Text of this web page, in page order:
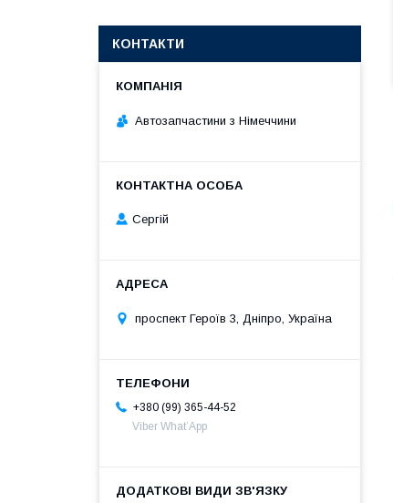
КОНТАКТИ
Автозапчастини з Німеччини
Сергій
проспект Героїв 3, Дніпро, Україна
+380 (99) 365-44-52
Viber What’App